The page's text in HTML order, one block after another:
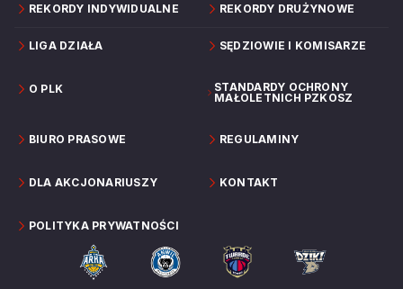
REKORDY INDYWIDUALNE REKORDY DRUŻYNOWE
LIGA DZIAŁA SĘDZIOWIE I KOMISARZE
O PLK
STANDARDY OCHRONY
MAŁOLETNICH PZKOSZ
BIURO PRASOWE REGULAMINY
DLA AKCJONARIUSZY KONTAKT
POLITYKA PRYWATNOŚCI